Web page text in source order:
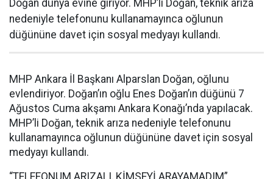
Doğan dünya evine giriyor. MHP’li Doğan, teknik arıza
nedeniyle telefonunu kullanamayınca oğlunun
düğününe davet için sosyal medyayı kullandı.
MHP Ankara İl Başkanı Alparslan Doğan, oğlunu
evlendiriyor. Doğan’ın oğlu Enes Doğan’ın düğünü 7
Ağustos Cuma akşamı Ankara Konağı’nda yapılacak.
MHP’li Doğan, teknik arıza nedeniyle telefonunu
kullanamayınca oğlunun düğününe davet için sosyal
medyayı kullandı.
“TELEFONUM ARIZALI, KİMSEYİ ARAYAMADIM”